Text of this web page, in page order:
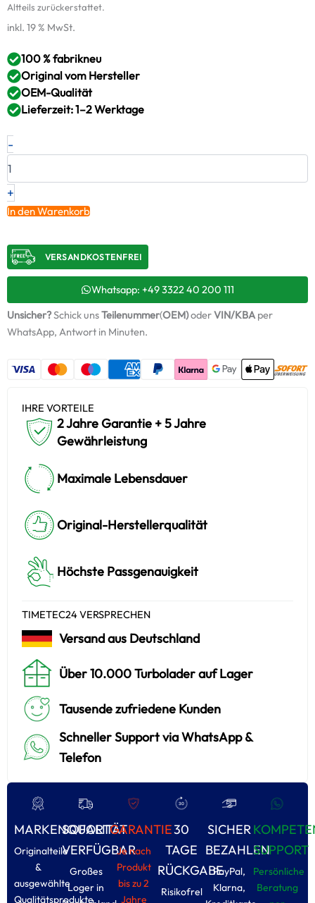
Altteils zurückerstattet.
inkl. 19 % MwSt.
100 % fabrikneu
Original vom Hersteller
OEM-Qualität
Lieferzeit: 1–2 Werktage
-
Neuer
Original
TDI
–
/
53049880055
+
Menge
+
In den Warenkorb
VERSANDKOSTENFREI​
Whatsapp: +49 3322 40 200 111
Unsicher?Schick unsTeilenummer(OEM)oderVIN/KBAper
WhatsApp, Antwort in Minuten.
IHRE VORTEILE
2 Jahre Garantie + 5 Jahre
Gewährleistung
Maximale Lebensdauer
Original-Herstellerqualität
Höchste Passgenauigkeit
TIMETEC24 VERSPRECHEN
Versand aus Deutschland
Über 10.000 Turbolader auf Lager
Tausende zufriedene Kunden
Schneller Support via WhatsApp &
Telefon
MARKENQUALITÄT
Originalteile
&
ausgewählte
Qualitätsprodukte
SOFORT
VERFÜGBAR
Großes
Loger in
GARANTIE
Je nach
Produkt
bis zu 2
Jahre
30
TAGE
RÜCKGABE
Risikofrel
SICHER
BEZAHLEN
PayPal,
Klarna,
SUPPORT
Persönliche
Beratung